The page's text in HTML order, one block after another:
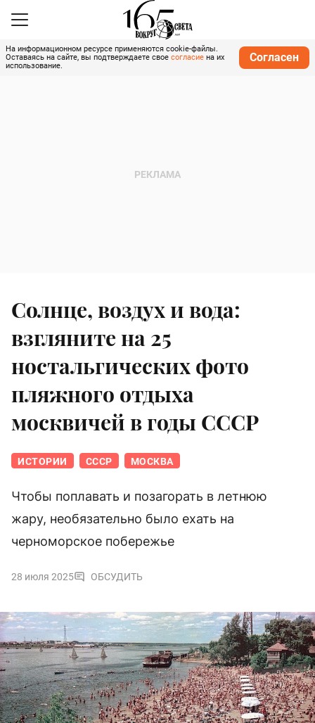
На информационном ресурсе применяются cookie-файлы.
Оставаясь на сайте, вы подтверждаете свое согласие на их
использование.
Согласен
Солнце, воздух и вода:
взгляните на 25
ностальгических фото
пляжного отдыха
москвичей в годы СССР
ИСТОРИИ СССР МОСКВА
Чтобы поплавать и позагорать в летнюю
жару, необязательно было ехать на
черноморское побережье
28 июля 2025 ОБСУДИТЬ